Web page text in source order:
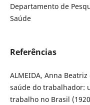
Departamento de
Saúde
Referências
ALMEIDA, Anna
saúde do trabalhador:
trabalho no Brasil